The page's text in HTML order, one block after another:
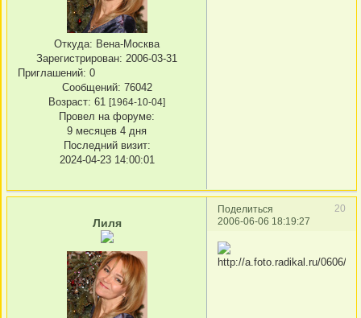
Откуда: Вена-Москва
Зарегистрирован: 2006-03-31
Приглашений: 0
Сообщений: 76042
Возраст: 61 [1964-10-04]
Провел на форуме:
9 месяцев 4 дня
Последний визит:
2024-04-23 14:00:01
Поделиться
20
2006-06-06 18:19:27
Лиля